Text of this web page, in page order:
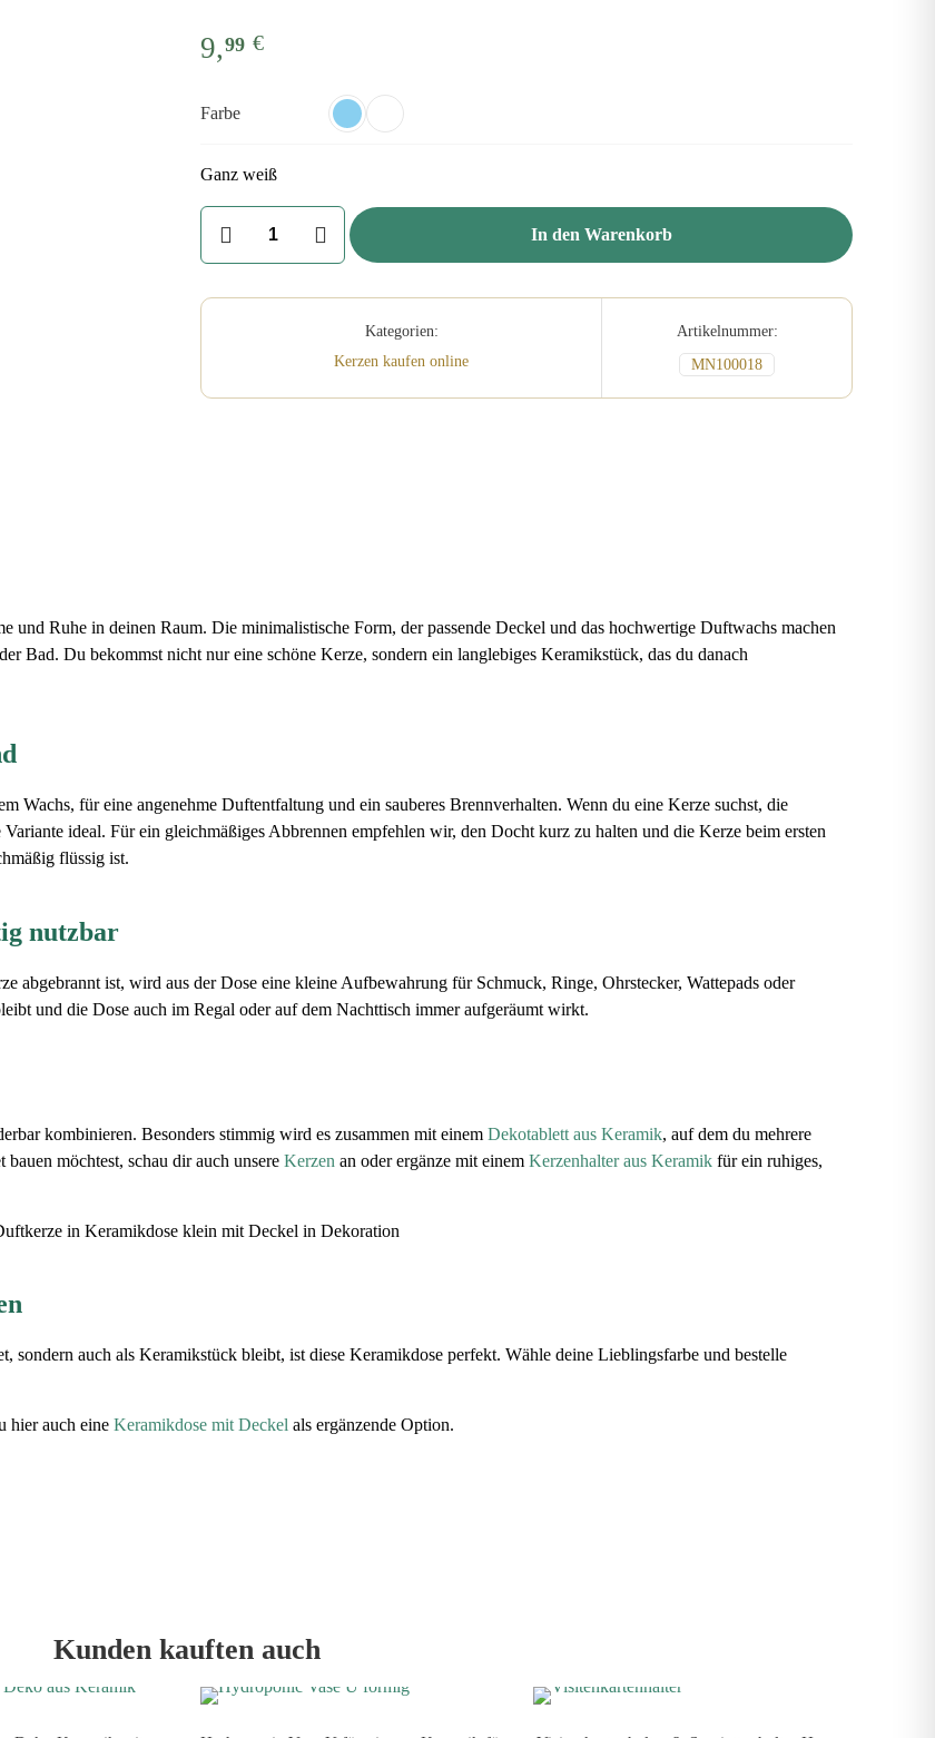
9,99 €
Farbe
Ganz weiß
Duftkerze
klein
In den Warenkorb
Kategorien:
Kerzen kaufen online
Artikelnummer:
MN100018
und Ruhe in deinen Raum. Die minimalistische Form, der passende Deckel und das hochwertige Duftwachs machen
Bad. Du bekommst nicht nur eine schöne Kerze, sondern ein langlebiges Keramikstück, das du danach
Wachs, für eine angenehme Duftentfaltung und ein sauberes Brennverhalten. Wenn du eine Kerze suchst, die
ideal. Für ein gleichmäßiges Abbrennen empfehlen wir, den Docht kurz zu halten und die Kerze beim ersten
flüssig ist.
nutzbar
abgebrannt ist, wird aus der Dose eine kleine Aufbewahrung für Schmuck, Ringe, Ohrstecker, Wattepads oder
und die Dose auch im Regal oder auf dem Nachttisch immer aufgeräumt wirkt.
kombinieren. Besonders stimmig wird es zusammen mit einem Dekotablett aus Keramik, auf dem du mehrere
bauen möchtest, schau dir auch unsere Kerzen an oder ergänze mit einem Kerzenhalter aus Keramikfür ein ruhiges,
sondern auch als Keramikstück bleibt, ist diese Keramikdose perfekt. Wähle deine Lieblingsfarbe und bestelle
hier auch eine Keramikdose mit Deckel als ergänzende Option.
Kunden kauften auch